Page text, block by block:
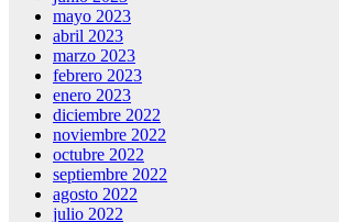
mayo 2023
abril 2023
marzo 2023
febrero 2023
enero 2023
diciembre 2022
noviembre 2022
octubre 2022
septiembre 2022
agosto 2022
julio 2022